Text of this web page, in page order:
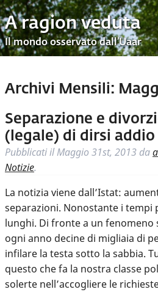
A ragion veduta
Il mondo osservato dall’Uaar
Archivi Mensili:
Separazione e
(legale) di dirsi addio
Pubblicati ilMaggio 31st, 2013 da
Notizie.
La notizia viene dall’Istat:
separazioni. Nonostante i
lunghi. Di fronte a un fenomeno
ogni anno decine di migliaia di
infilare la testa sotto la sabbia.
questo che fa la nostra classe
solerte nell’accogliere le